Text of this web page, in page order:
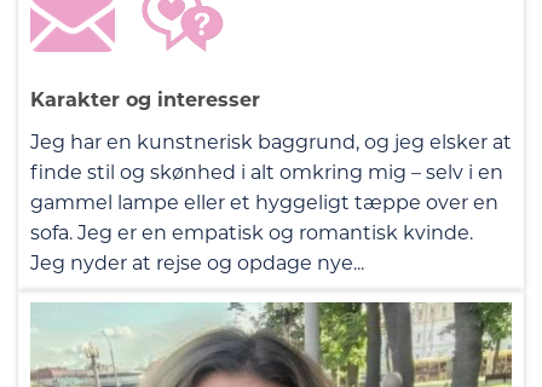
Karakter og interesser
Jeg har en kunstnerisk baggrund, og jeg elsker at
finde stil og skønhed i alt omkring mig – selv i en
gammel lampe eller et hyggeligt tæppe over en
sofa. Jeg er en empatisk og romantisk kvinde.
Jeg nyder at rejse og opdage nye...